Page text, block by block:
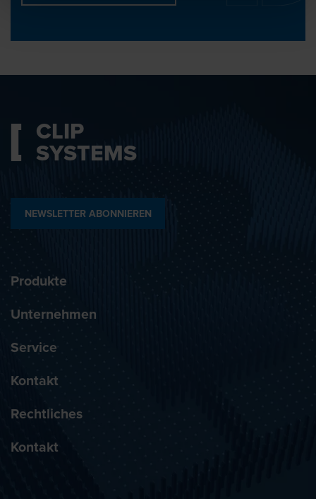
CLIP
SYSTEMS
NEWSLETTER ABONNIEREN
Produkte
Unternehmen
Service
Kontakt
Rechtliches
Kontakt